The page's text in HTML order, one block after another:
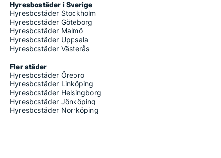
Hyresbostäder i Sverige
Hyresbostäder Stockholm
Hyresbostäder Göteborg
Hyresbostäder Malmö
Hyresbostäder Uppsala
Hyresbostäder Västerås
Fler städer
Hyresbostäder Örebro
Hyresbostäder Linköping
Hyresbostäder Helsingborg
Hyresbostäder Jönköping
Hyresbostäder Norrköping